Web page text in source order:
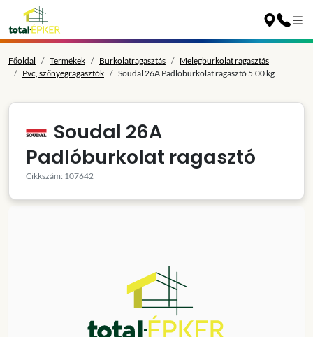
Főoldal Termékek Burkolatragasztás
Melegburkolat ragasztás
Pvc, szőnyegragasztók
Soudal 26A Padlóburkolat ragasztó 5.00 kg
Soudal 26A
Padlóburkolat ragasztó
Cikkszám: 107642